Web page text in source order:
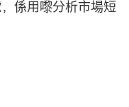
係用嚟分析市場短